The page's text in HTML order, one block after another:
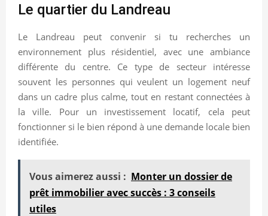
Le quartier du Landreau
Le Landreau peut convenir si tu recherches un
environnement plus résidentiel, avec une ambiance
différente du centre. Ce type de secteur intéresse
souvent les personnes qui veulent un logement neuf
dans un cadre plus calme, tout en restant connectées à
la ville. Pour un investissement locatif, cela peut
fonctionner si le bien répond à une demande locale bien
identifiée.
Vous aimerez aussi : Monter un dossier de
prêt immobilier avec succès : 3 conseils
utiles